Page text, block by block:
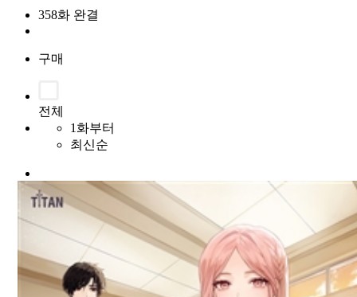
358화 완결
구매
전체
1화부터
최신순